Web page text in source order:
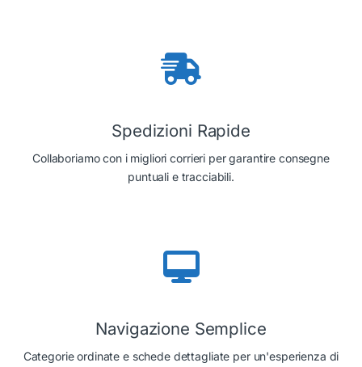
Spedizioni Rapide
Collaboriamo con i migliori corrieri per garantire consegne
puntuali e tracciabili.
Navigazione Semplice
Categorie ordinate e schede dettagliate per un'esperienza di